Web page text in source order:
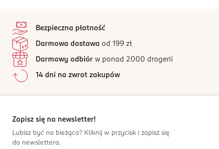
METEOR CEE Kft
Jedlik Ányos utca 4
2038
Soskut
maria.czekaj@meteorcee.com
728381157
0 008421 407002
Wszystkie opinie są zweryfikowane zakupem.
4
0%
2
1
0%
Bezpieczna płatność
Darmowa dostawa od 199 zł
Darmowy odbiór w ponad 2000 drogerii
14 dni na zwrot zakupów
Zapisz się na newsletter!
Lubisz być na bieżąco? Kliknij w przycisk i zapisz się
do newslettera.